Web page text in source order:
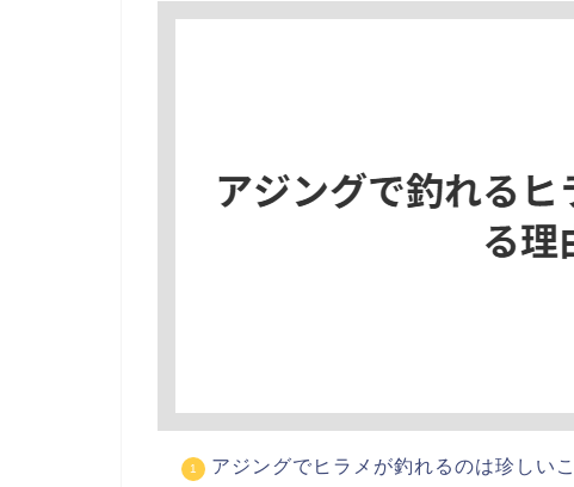
アジングでヒラメが釣れるのは珍しい